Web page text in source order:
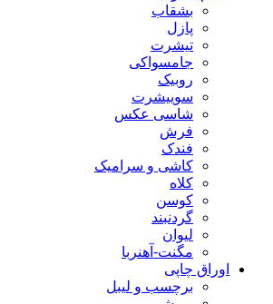
بشقاب
پازل
تیشرت
جامسواکی
روبیک
سوییشرت
شاسی عکس
فرش
فندک
کاشی و سرامیک
کلاه
کوسن
گردنبند
لیوان
مگنت-آهنربا
اوراق چاپی
برچسب و لیبل